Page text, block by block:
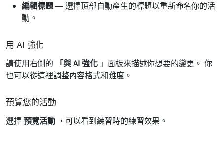
編輯標題— 選擇頂部自動產生的標題以重新命名你的活
動。
用 AI 強化
請使用右側的 「與 AI 強化 」面板來描述你想要的變更。 你
也可以從這裡調整內容格式和難度。
預覽您的活動
選擇預覽活動 ，可以看到練習時的練習效果。